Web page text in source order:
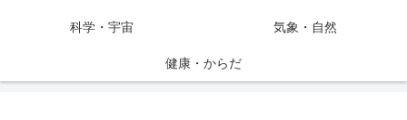
科学・宇宙 気象・自然
健康・からだ